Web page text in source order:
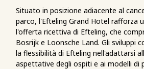
Situato in posizione adiacente al
parco, l'Efteling Grand Hotel rafforza
l'offerta ricettiva di Efteling, che
Bosrijk e Loonsche Land. Gli sviluppi
la flessibilità di Efteling nell'adattarsi
aspettative degli ospiti e ai modelli di